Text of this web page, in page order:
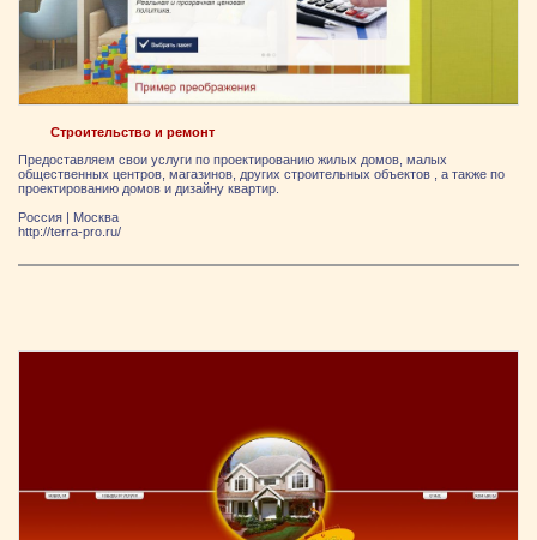
Строительство и ремонт
Предоставляем свои услуги по проектированию жилых домов, малых
общественных центров, магазинов, других строительных объектов , а также по
проектированию домов и дизайну квартир.
Россия
Москва
http://terra-pro.ru/